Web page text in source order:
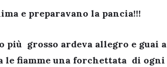
e preparavano la pancia!!!
più grosso ardeva allegro e guai a
fiamme una forchettata di ogni